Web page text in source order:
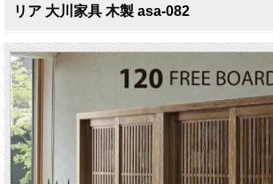
リア 大川家具 木製 asa-082